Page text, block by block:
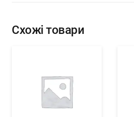
Схожі товари